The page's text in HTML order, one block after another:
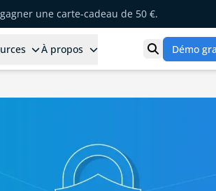
une carte-cadeau de 50 €.
À propos Ouvrir la
Démo